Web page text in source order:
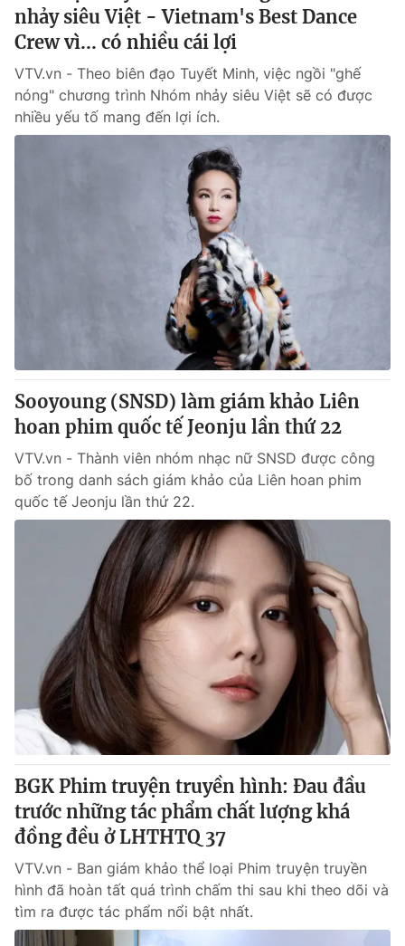
nhảy siêu Việt - Vietnam's Best Dance
Crew vì... có nhiều cái lợi
VTV.vn - Theo biên đạo Tuyết Minh, việc ngồi "ghế
nóng" chương trình Nhóm nhảy siêu Việt sẽ có được
nhiều yếu tố mang đến lợi ích.
Sooyoung (SNSD) làm giám khảo Liên
hoan phim quốc tế Jeonju lần thứ 22
VTV.vn - Thành viên nhóm nhạc nữ SNSD được công
bố trong danh sách giám khảo của Liên hoan phim
quốc tế Jeonju lần thứ 22.
BGK Phim truyện truyền hình: Đau đầu
trước những tác phẩm chất lượng khá
đồng đều ở LHTHTQ 37
VTV.vn - Ban giám khảo thể loại Phim truyện truyền
hình đã hoàn tất quá trình chấm thi sau khi theo dõi và
tìm ra được tác phẩm nổi bật nhất.